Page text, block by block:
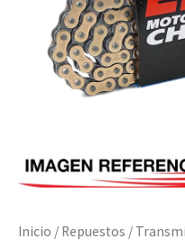
Inicio / Repuestos /